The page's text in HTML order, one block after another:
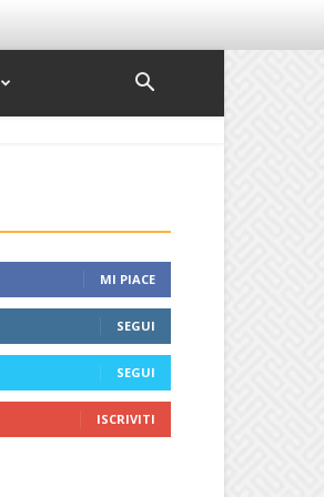
MI PIACE
SEGUI
SEGUI
ISCRIVITI